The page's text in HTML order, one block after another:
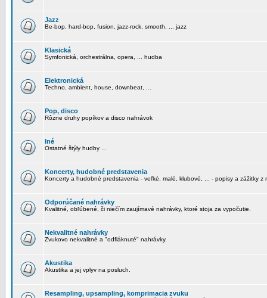
Jazz
Be-bop, hard-bop, fusion, jazz-rock, smooth, ... jazz
Klasická
Symfonická, orchestrálna, opera, ... hudba
Elektronická
Techno, ambient, house, downbeat, ...
Pop, disco
Rôzne druhy popíkov a disco nahrávok
Iné
Ostatné štýly hudby ...
Koncerty, hudobné predstavenia
Koncerty a hudobné predstavenia - veľké, malé, klubové, ... - popisy a zážitky z
Odporúčané nahrávky
Kvalitné, obľúbené, či niečím zaujímavé nahrávky, ktoré stoja za vypočutie.
Nekvalitné nahrávky
Zvukovo nekvalitné a "odfláknuté" nahrávky.
Akustika
Akustika a jej vplyv na posluch.
Resampling, upsampling, komprimacia zvuku